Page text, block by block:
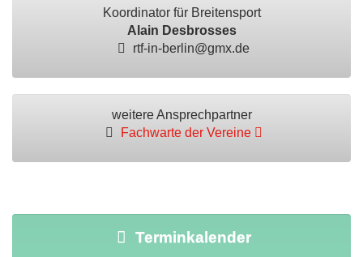
Koordinator für Breitensport
Alain Desbrosses
rtf-in-berlin@gmx.de
weitere Ansprechpartner
Fachwarte der Vereine
Terminkalender